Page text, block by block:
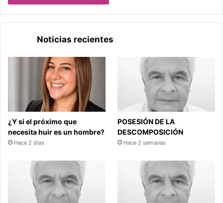
Noticias recientes
¿Y si el próximo que
necesita huir es un hombre?
Hace 2 días
POSESIÓN DE LA
DESCOMPOSICIÓN
Hace 2 semanas